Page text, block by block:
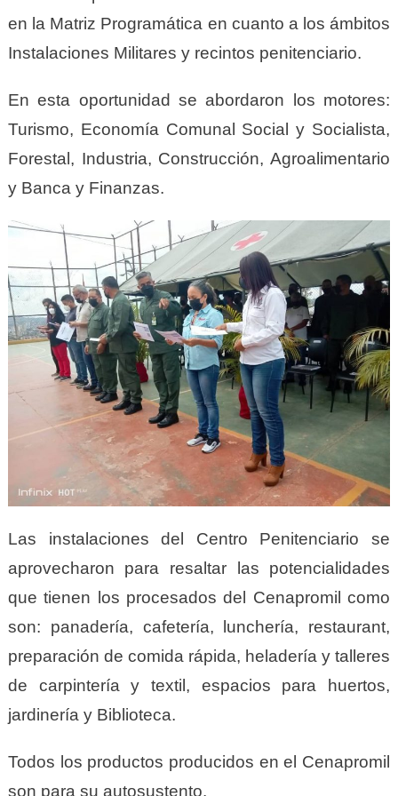
en la Matriz Programática en cuanto a los ámbitos
Instalaciones Militares y recintos penitenciario.
En esta oportunidad se abordaron los motores:
Turismo, Economía Comunal Social y Socialista,
Forestal, Industria, Construcción, Agroalimentario
y Banca y Finanzas.
Las instalaciones del Centro Penitenciario se
aprovecharon para resaltar las potencialidades
que tienen los procesados del Cenapromil como
son: panadería, cafetería, lunchería, restaurant,
preparación de comida rápida, heladería y talleres
de carpintería y textil, espacios para huertos,
jardinería y Biblioteca.
Todos los productos producidos en el Cenapromil
son para su autosustento.